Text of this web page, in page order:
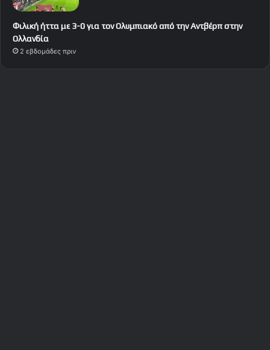
Φιλική ήττα με 3-0 για τον Ολυμπιακό από την Αντβέρπ στην
Ολλανδία
2 εβδομάδες πριν